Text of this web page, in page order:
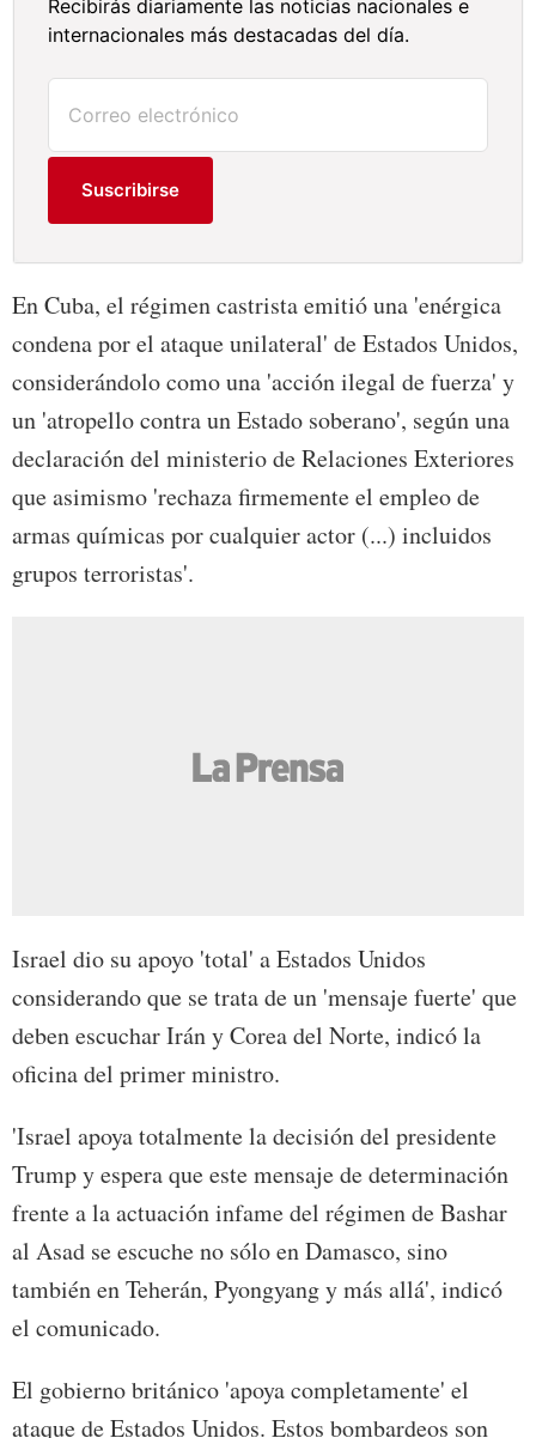
Recibirás diariamente las noticias nacionales e
internacionales más destacadas del día.
Suscribirse
En Cuba, el régimen castrista emitió una 'enérgica
condena por el ataque unilateral' de Estados Unidos,
considerándolo como una 'acción ilegal de fuerza' y
un 'atropello contra un Estado soberano', según una
declaración del ministerio de Relaciones Exteriores
que asimismo 'rechaza firmemente el empleo de
armas químicas por cualquier actor (...) incluidos
grupos terroristas'.
Israel dio su apoyo 'total' a Estados Unidos
considerando que se trata de un 'mensaje fuerte' que
deben escuchar Irán y Corea del Norte, indicó la
oficina del primer ministro.
'Israel apoya totalmente la decisión del presidente
Trump y espera que este mensaje de determinación
frente a la actuación infame del régimen de Bashar
al Asad se escuche no sólo en Damasco, sino
también en Teherán, Pyongyang y más allá', indicó
el comunicado.
El gobierno británico 'apoya completamente' el
ataque de Estados Unidos. Estos bombardeos son